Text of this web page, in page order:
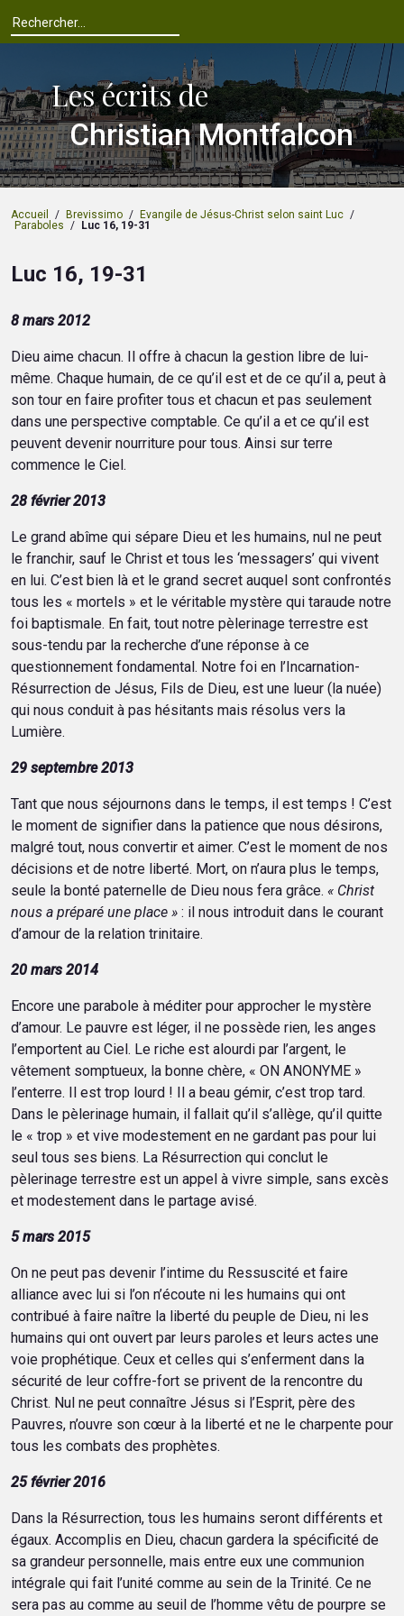
Les écrits de
Christian Montfalcon
Accueil / Brevissimo / Evangile de Jésus-Christ selon saint Luc /
Paraboles / Luc 16, 19-31
Luc 16, 19-31
8 mars 2012
Dieu aime chacun. Il offre à chacun la gestion libre de lui-
même. Chaque humain, de ce qu’il est et de ce qu’il a, peut à
son tour en faire profiter tous et chacun et pas seulement
dans une perspective comptable. Ce qu’il a et ce qu’il est
peuvent devenir nourriture pour tous. Ainsi sur terre
commence le Ciel.
28 février 2013
Le grand abîme qui sépare Dieu et les humains, nul ne peut
le franchir, sauf le Christ et tous les ‘messagers’ qui vivent
en lui. C’est bien là et le grand secret auquel sont confrontés
tous les « mortels » et le véritable mystère qui taraude notre
foi baptismale. En fait, tout notre pèlerinage terrestre est
sous-tendu par la recherche d’une réponse à ce
questionnement fondamental. Notre foi en l’Incarnation-
Résurrection de Jésus, Fils de Dieu, est une lueur (la nuée)
qui nous conduit à pas hésitants mais résolus vers la
Lumière.
29 septembre 2013
Tant que nous séjournons dans le temps, il est temps ! C’est
le moment de signifier dans la patience que nous désirons,
malgré tout, nous convertir et aimer. C’est le moment de nos
décisions et de notre liberté. Mort, on n’aura plus le temps,
seule la bonté paternelle de Dieu nous fera grâce. « Christ
nous a préparé une place » : il nous introduit dans le courant
d’amour de la relation trinitaire.
20 mars 2014
Encore une parabole à méditer pour approcher le mystère
d’amour. Le pauvre est léger, il ne possède rien, les anges
l’emportent au Ciel. Le riche est alourdi par l’argent, le
vêtement somptueux, la bonne chère, « ON ANONYME »
l’enterre. Il est trop lourd ! Il a beau gémir, c’est trop tard.
Dans le pèlerinage humain, il fallait qu’il s’allège, qu’il quitte
le « trop » et vive modestement en ne gardant pas pour lui
seul tous ses biens. La Résurrection qui conclut le
pèlerinage terrestre est un appel à vivre simple, sans excès
et modestement dans le partage avisé.
5 mars 2015
On ne peut pas devenir l’intime du Ressuscité et faire
alliance avec lui si l’on n’écoute ni les humains qui ont
contribué à faire naître la liberté du peuple de Dieu, ni les
humains qui ont ouvert par leurs paroles et leurs actes une
voie prophétique. Ceux et celles qui s’enferment dans la
sécurité de leur coffre-fort se privent de la rencontre du
Christ. Nul ne peut connaître Jésus si l’Esprit, père des
Pauvres, n’ouvre son cœur à la liberté et ne le charpente pour
tous les combats des prophètes.
25 février 2016
Dans la Résurrection, tous les humains seront différents et
égaux. Accomplis en Dieu, chacun gardera la spécificité de
sa grandeur personnelle, mais entre eux une communion
intégrale qui fait l’unité comme au sein de la Trinité. Ce ne
sera pas au comme au seuil de l’homme vêtu de pourpre se